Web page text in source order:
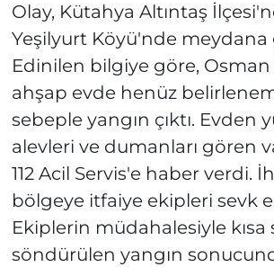
Olay, Kütahya Altıntaş
Yeşilyurt Köyü'nde meydana
Edinilen bilgiye göre, Osman
ahşap evde henüz
sebeple yangın çıktı. Evden
alevleri ve dumanları gören
112 Acil Servis'e haber verdi.
bölgeye itfaiye ekipleri sevk
Ekiplerin müdahalesiyle kısa
söndürülen yangın